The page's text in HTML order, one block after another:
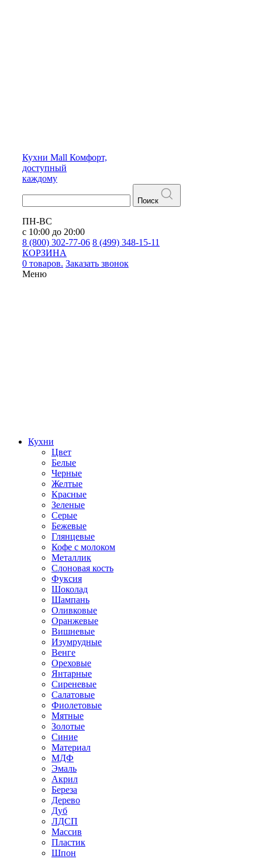
Кухни Mall Комфорт,
доступный
каждому
Поиск
ПН-ВС
с 10:00 до 20:00
8 (800) 302-77-06 8 (499) 348-15-11
КОРЗИНА
0 товаров. Заказать звонок
Меню
Кухни
Цвет
Белые
Черные
Желтые
Красные
Зеленые
Серые
Бежевые
Глянцевые
Кофе с молоком
Металлик
Слоновая кость
Фуксия
Шоколад
Шампань
Оливковые
Оранжевые
Вишневые
Изумрудные
Венге
Ореховые
Янтарные
Сиреневые
Салатовые
Фиолетовые
Мятные
Золотые
Синие
Материал
МДФ
Эмаль
Акрил
Береза
Дерево
Дуб
ЛДСП
Массив
Пластик
Шпон